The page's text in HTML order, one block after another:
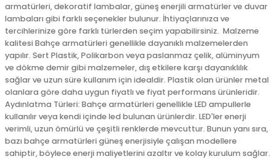
armatürleri, dekoratif lambalar, güneş enerjili armatürler ve duvar
lambaları gibi farklı seçenekler bulunur. İhtiyaçlarınıza ve
tercihlerinize göre farklı türlerden seçim yapabilirsiniz. Malzeme
kalitesi Bahçe armatürleri genellikle dayanıklı malzemelerden
yapılır. Sert Plastik, Polikarbon veya paslanmaz çelik, alüminyum
ve dökme demir gibi malzemeler, dış etkilere karşı dayanıklılık
sağlar ve uzun süre kullanım için idealdir. Plastik olan ürünler metal
olanlara göre daha uygun fiyatlı ve fiyat performans ürünleridir.
Aydınlatma Türleri: Bahçe armatürleri genellikle LED ampullerle
kullanılır veya kendi içinde led bulunan ürünlerdir. LED'ler enerji
verimli, uzun ömürlü ve çeşitli renklerde mevcuttur. Bunun yanı sıra,
bazı bahçe armatürleri güneş enerjisiyle çalışan modellere
sahiptir, böylece enerji maliyetlerini azaltır ve kolay kurulum sağlar.